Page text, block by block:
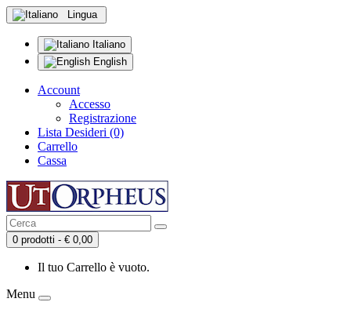
Lingua
Italiano
English
Account
Accesso
Registrazione
Lista Desideri (0)
Carrello
Cassa
0 prodotti - € 0,00
Il tuo Carrello è vuoto.
Menu